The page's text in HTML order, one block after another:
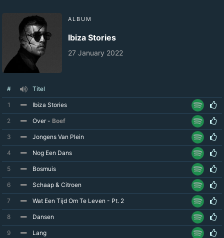
ALBUM
Ibiza Stories
27 January 2022
# Titel
1 Ibiza Stories
2 Over - Boef
3 Jongens Van Plein
4 Nog Een Dans
5 Bosmuis
6 Schaap & Citroen
7 Wat Een Tijd Om Te Leven - Pt. 2
8 Dansen
9 Lang